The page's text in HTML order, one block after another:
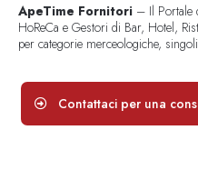
ApeTime Fornitori – Il Portale
HoReCa e Gestori di Bar, Hotel,
per categorie merceologiche,
Contattaci per una